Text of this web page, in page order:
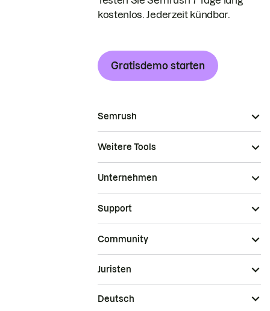
kostenlos. Jederzeit kündbar.
Gratisdemo starten
Semrush
Weitere Tools
Unternehmen
Support
Community
Juristen
Deutsch